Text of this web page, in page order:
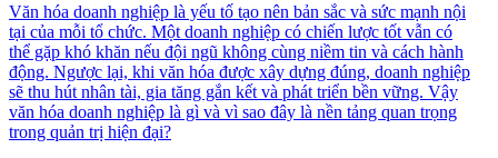
Văn hóa doanh nghiệp là yếu tố tạo nên bản sắc và sức mạnh nội
tại của mỗi tổ chức. Một doanh nghiệp có chiến lược tốt vẫn có
thể gặp khó khăn nếu đội ngũ không cùng niềm tin và cách hành
động. Ngược lại, khi văn hóa được xây dựng đúng, doanh nghiệp
sẽ thu hút nhân tài, gia tăng gắn kết và phát triển bền vững. Vậy
văn hóa doanh nghiệp là gì và vì sao đây là nền tảng quan trọng
trong quản trị hiện đại?